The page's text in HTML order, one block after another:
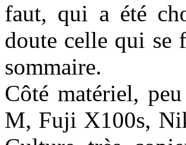
faut, qui a été
doute celle qui se
sommaire.
Côté matériel,
M, Fuji X100s,